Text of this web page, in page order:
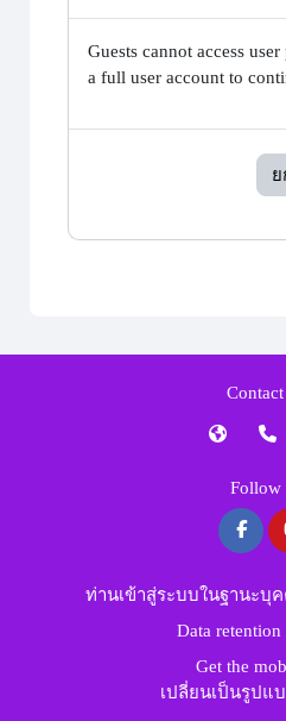
Guests cannot access
a full user account to
ย
Follow
ท่านเข้าสู่ระบบในฐานะบุ
Data
Get the
เปลี่ยนเป็นรูปแ